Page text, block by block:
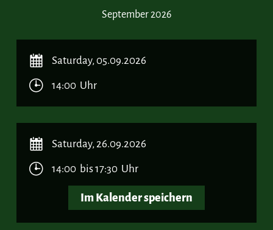
September 2026
Saturday, 05.09.2026
14:00 Uhr
Saturday, 26.09.2026
14:00 bis 17:30 Uhr
Im Kalender speichern